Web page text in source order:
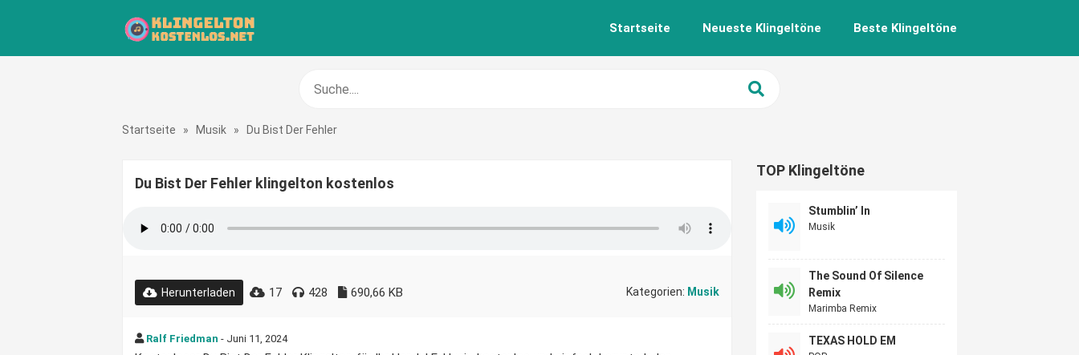
Startseite Neueste Klingeltöne Beste Klingeltöne
Startseite » Musik » Du Bist Der Fehler
Du Bist Der Fehler klingelton kostenlos
Herunterladen 17 428 690,66 KB Kategorien: Musik
Ralf Friedman - Juni 11, 2024
TOP Klingeltöne
Stumblin’ In
Musik
The Sound Of Silence
Remix
Marimba Remix
TEXAS HOLD EM